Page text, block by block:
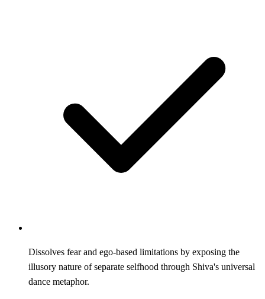
Dissolves fear and ego-based limitations by exposing the
illusory nature of separate selfhood through Shiva's universal
dance metaphor.